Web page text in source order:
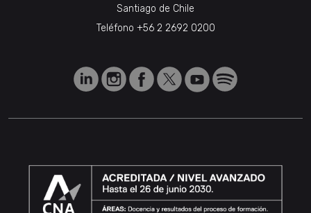
Santiago de Chile
Teléfono +56 2 2692 0200